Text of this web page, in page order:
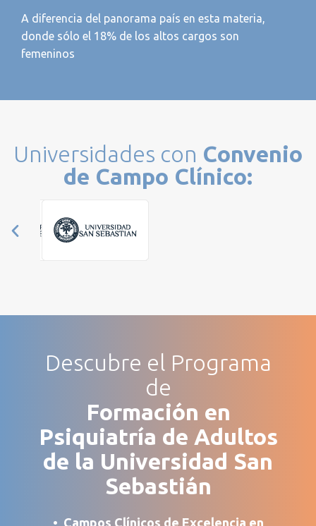
A diferencia del panorama país en esta materia,
donde sólo el 18% de los altos cargos son
femeninos
Universidades con Convenio
de Campo Clínico:
Descubre el Programa
de
Formación en
Psiquiatría de Adultos
de la Universidad San
Sebastián
• Campos Clínicos de Excelencia en